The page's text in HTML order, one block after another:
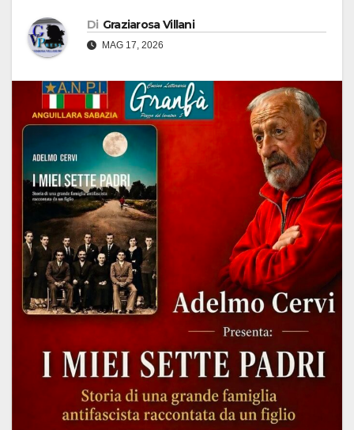
Di Graziarosa Villani
MAG 17, 2026